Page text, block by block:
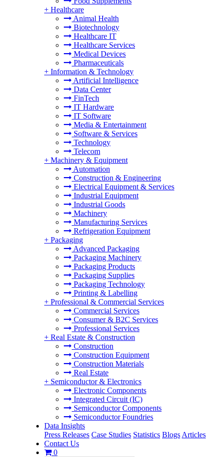
+ Healthcare
Animal Health
Biotechnology
Healthcare IT
Healthcare Services
Medical Devices
Pharmaceuticals
+ Information & Technology
Artificial Intelligence
Data Center
FinTech
IT Hardware
IT Software
Media & Entertainment
Software & Services
Technology
Telecom
+ Machinery & Equipment
Automation
Construction & Engineering
Electrical Equipment & Services
Industrial Equipment
Industrial Goods
Machinery
Manufacturing Services
Refrigeration Equipment
+ Packaging
Advanced Packaging
Packaging Machinery
Packaging Products
Packaging Supplies
Packaging Technology
Printing & Labelling
+ Professional & Commercial Services
Commercial Services
Consumer & B2C Services
Professional Services
+ Real Estate & Construction
Construction
Construction Equipment
Construction Materials
Real Estate
+ Semiconductor & Electronics
Electronic Components
Integrated Circuit (IC)
Semiconductor Components
Semiconductor Foundries
Data Insights
Press Releases Case Studies Statistics Blogs Articles
Contact Us
0